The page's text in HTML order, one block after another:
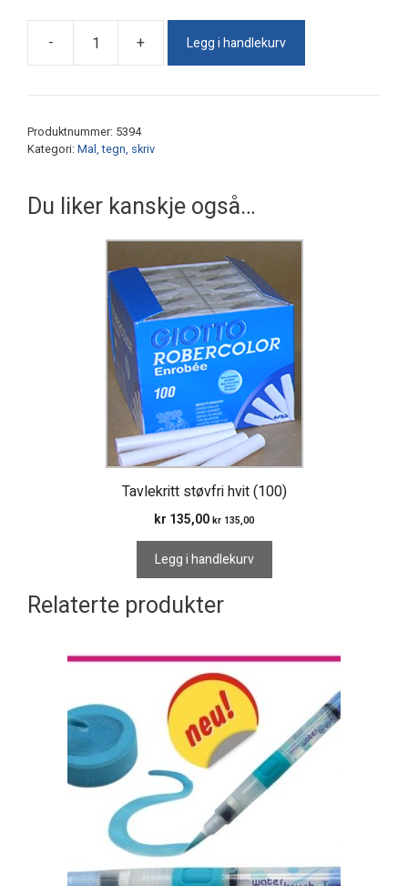
-
Tavlekritt
farget
+ Legg i handlekurv
Produktnummer: 5394
Kategori: Mal, tegn, skriv
Du liker kanskje også…
Tavlekritt støvfri hvit (100)
kr 135,00 kr 135,00
Legg i handlekurv
Relaterte produkter